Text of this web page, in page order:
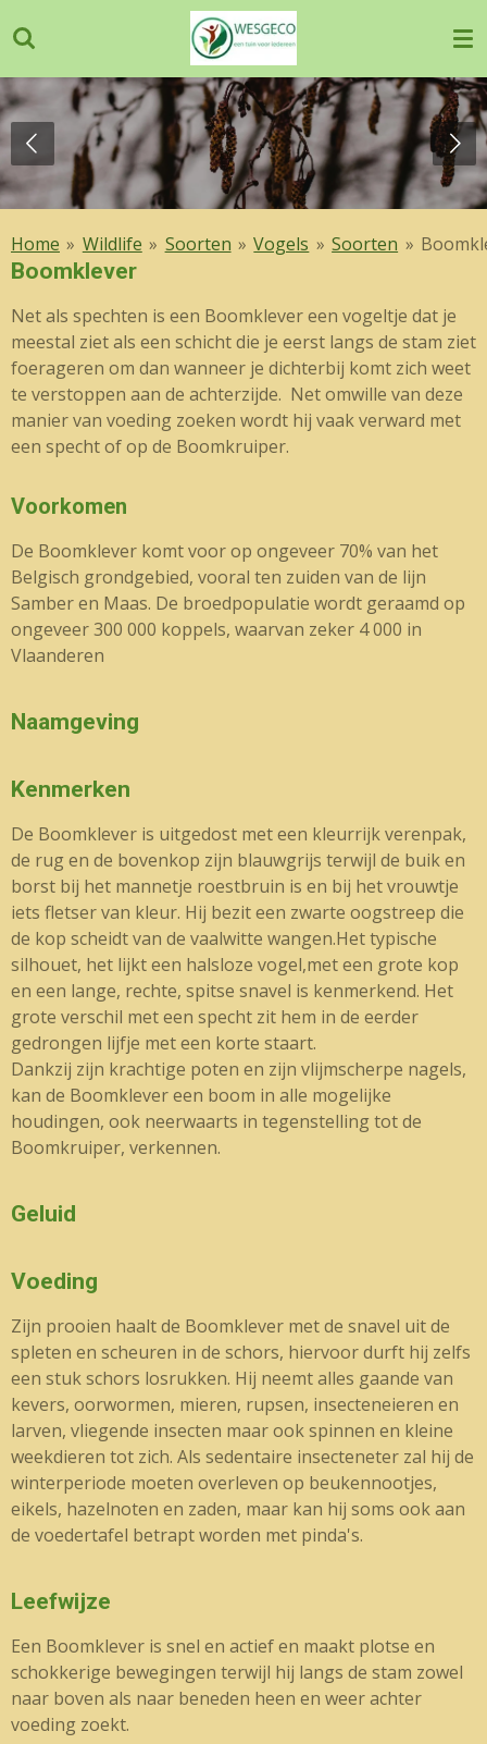
direct
naar
de
hoofdinhoud
Home » Wildlife » Soorten » Vogels » Soorten »
Boomklever
Net als spechten is een Boomklever een vogeltje dat je
meestal ziet als een schicht die je eerst langs de stam ziet
foerageren om dan wanneer je dichterbij komt zich weet
te verstoppen aan de achterzijde. Net omwille van deze
manier van voeding zoeken wordt hij vaak verward met
een specht of op de Boomkruiper.
Voorkomen
De Boomklever komt voor op ongeveer 70% van het
Belgisch grondgebied, vooral ten zuiden van de lijn
Samber en Maas. De broedpopulatie wordt geraamd op
ongeveer 300 000 koppels, waarvan zeker 4 000 in
Vlaanderen
Naamgeving
Kenmerken
De Boomklever is uitgedost met een kleurrijk verenpak,
de rug en de bovenkop zijn blauwgrijs terwijl de buik en
borst bij het mannetje roestbruin is en bij het vrouwtje
iets fletser van kleur. Hij bezit een zwarte oogstreep die
de kop scheidt van de vaalwitte wangen.Het typische
silhouet, het lijkt een halsloze vogel,met een grote kop
en een lange, rechte, spitse snavel is kenmerkend. Het
grote verschil met een specht zit hem in de eerder
gedrongen lijfje met een korte staart.
Dankzij zijn krachtige poten en zijn vlijmscherpe nagels,
kan de Boomklever een boom in alle mogelijke
houdingen, ook neerwaarts in tegenstelling tot de
Boomkruiper, verkennen.
Geluid
Voeding
Zijn prooien haalt de Boomklever met de snavel uit de
spleten en scheuren in de schors, hiervoor durft hij zelfs
een stuk schors losrukken. Hij neemt alles gaande van
kevers, oorwormen, mieren, rupsen, insecteneieren en
larven, vliegende insecten maar ook spinnen en kleine
weekdieren tot zich. Als sedentaire insecteneter zal hij de
winterperiode moeten overleven op beukennootjes,
eikels, hazelnoten en zaden, maar kan hij soms ook aan
de voedertafel betrapt worden met pinda's.
Leefwijze
Een Boomklever is snel en actief en maakt plotse en
schokkerige bewegingen terwijl hij langs de stam zowel
naar boven als naar beneden heen en weer achter
voeding zoekt.